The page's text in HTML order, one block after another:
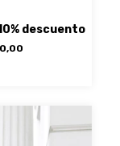
descuento